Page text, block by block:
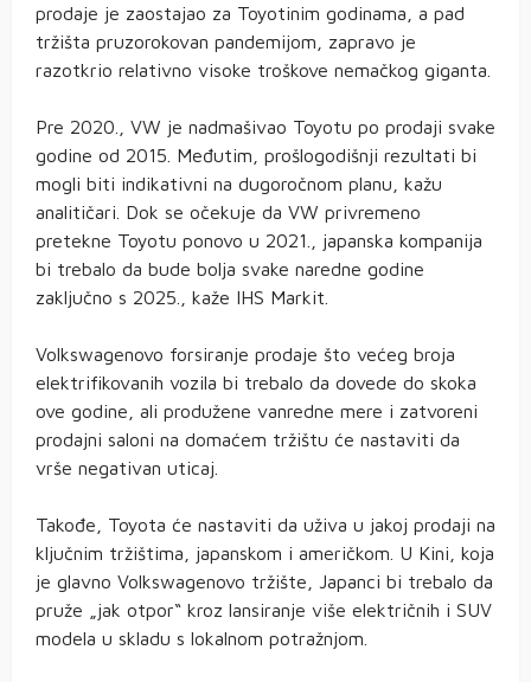
prodaje je zaostajao za Toyotinim godinama, a pad
tržišta pruzorokovan pandemijom, zapravo je
razotkrio relativno visoke troškove nemačkog giganta.
Pre 2020., VW je nadmašivao Toyotu po prodaji svake
godine od 2015. Međutim, prošlogodišnji rezultati bi
mogli biti indikativni na dugoročnom planu, kažu
analitičari. Dok se očekuje da VW privremeno
pretekne Toyotu ponovo u 2021., japanska kompanija
bi trebalo da bude bolja svake naredne godine
zaključno s 2025., kaže IHS Markit.
Volkswagenovo forsiranje prodaje što većeg broja
elektrifikovanih vozila bi trebalo da dovede do skoka
ove godine, ali produžene vanredne mere i zatvoreni
prodajni saloni na domaćem tržištu će nastaviti da
vrše negativan uticaj.
Takođe, Toyota će nastaviti da uživa u jakoj prodaji na
ključnim tržištima, japanskom i američkom. U Kini, koja
je glavno Volkswagenovo tržište, Japanci bi trebalo da
pruže „jak otpor“ kroz lansiranje više električnih i SUV
modela u skladu s lokalnom potražnjom.